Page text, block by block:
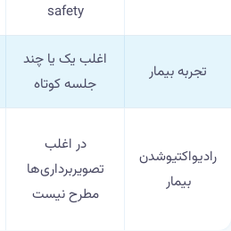
safety
تجربه بیمار
اغلب یک یا چند
جلسه کوتاه
رادیواکتیوشدن
بیمار
در اغلب
تصویربرداری‌ها
مطرح نیست